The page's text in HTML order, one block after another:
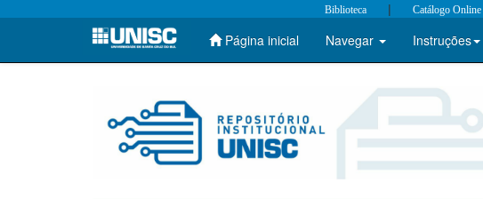
Skip
Biblioteca | Catálogo Online
Página inicial Navegar Instruções